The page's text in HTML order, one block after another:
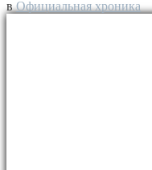
в Официальная хроника